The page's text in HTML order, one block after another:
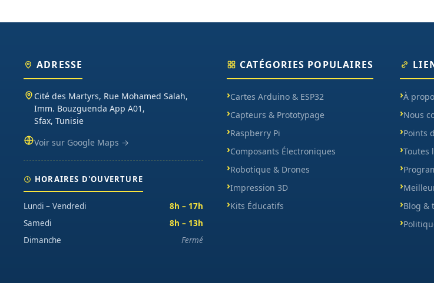
ADRESSE
Cité des Martyrs, Rue Mohamed Salah,
Imm. Bouzguenda App A01,
Sfax, Tunisie
Voir sur Google Maps →
HORAIRES D'OUVERTURE
Lundi – Vendredi
8h – 17h
Samedi
8h – 13h
Dimanche
Fermé
CATÉGORIES POPULAIRES
Cartes Arduino & ESP32
Capteurs & Prototypage
Raspberry Pi
Composants Électroniques
Robotique & Drones
Impression 3D
Kits Éducatifs
À
Nous
Points
Toutes
Blog &